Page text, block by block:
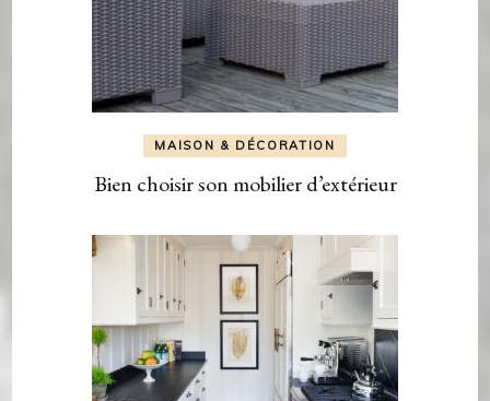
MAISON & DÉCORATION
Bien choisir son mobilier d’extérieur